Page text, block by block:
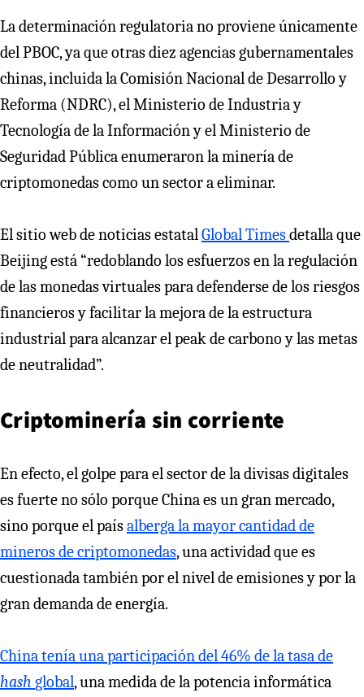
La determinación regulatoria no proviene únicamente
del PBOC, ya que otras diez agencias gubernamentales
chinas, incluida la Comisión Nacional de Desarrollo y
Reforma (NDRC), el Ministerio de Industria y
Tecnología de la Información y el Ministerio de
Seguridad Pública enumeraron la minería de
criptomonedas como un sector a eliminar.
El sitio web de noticias estatalGlobal Timesdetalla que
Beijing está “redoblando los esfuerzos en la regulación
de las monedas virtuales para defenderse de los riesgos
financieros y facilitar la mejora de la estructura
industrial para alcanzar el peak de carbono y las metas
de neutralidad”.
Criptominería sin corriente
En efecto, el golpe para el sector de la divisas digitales
es fuerte no sólo porque China es un gran mercado,
sino porque el paísalberga la mayor cantidad de
mineros de criptomonedas, una actividad que es
cuestionada también por el nivel de emisiones y por la
gran demanda de energía.
China tenía una participación del 46% de la tasa de
hash global, una medida de la potencia informática